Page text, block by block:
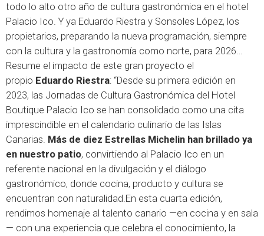
todo lo alto otro año de cultura gastronómica en el hotel
Palacio Ico. Y ya Eduardo Riestra y Sonsoles López, los
propietarios, preparando la nueva programación, siempre
con la cultura y la gastronomía como norte, para 2026…
Resume el impacto de este gran proyecto el
propio Eduardo Riestra: “Desde su primera edición en
2023, las Jornadas de Cultura Gastronómica del Hotel
Boutique Palacio Ico se han consolidado como una cita
imprescindible en el calendario culinario de las Islas
Canarias. Más de diez Estrellas Michelin han brillado ya
en nuestro patio, convirtiendo al Palacio Ico en un
referente nacional en la divulgación y el diálogo
gastronómico, donde cocina, producto y cultura se
encuentran con naturalidad.En esta cuarta edición,
rendimos homenaje al talento canario —en cocina y en sala
— con una experiencia que celebra el conocimiento, la